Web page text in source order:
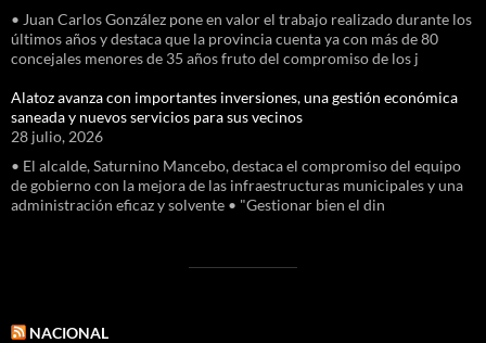
• Juan Carlos González pone en valor el trabajo realizado durante los
últimos años y destaca que la provincia cuenta ya con más de 80
concejales menores de 35 años fruto del compromiso de los j
Alatoz avanza con importantes inversiones, una gestión económica
saneada y nuevos servicios para sus vecinos
28 julio, 2026
• El alcalde, Saturnino Mancebo, destaca el compromiso del equipo
de gobierno con la mejora de las infraestructuras municipales y una
administración eficaz y solvente • "Gestionar bien el din
NACIONAL